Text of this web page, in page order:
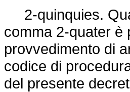
2-quinquies.
comma 2-quater è
provvedimento di
codice di
del presente